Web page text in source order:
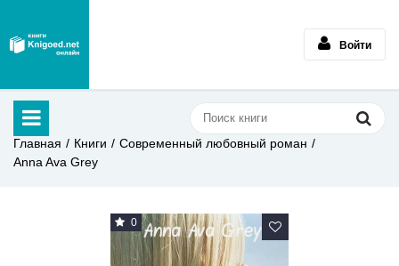
Войти
Главная Книги
Современный любовный роман
Anna Ava Grey
0